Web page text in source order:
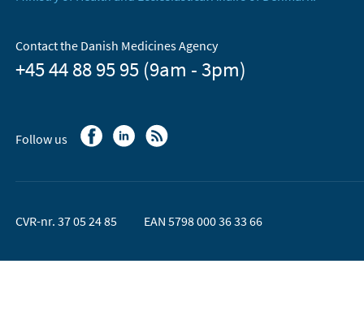
Contact the Danish Medicines Agency
+45 44 88 95 95 (9am - 3pm)
Follow us
CVR-nr. 37 05 24 85 EAN 5798 000 36 33 66